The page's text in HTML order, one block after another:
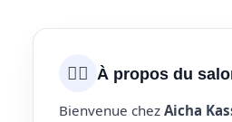
💇‍♀️ À propos du
Bienvenue chez Aicha